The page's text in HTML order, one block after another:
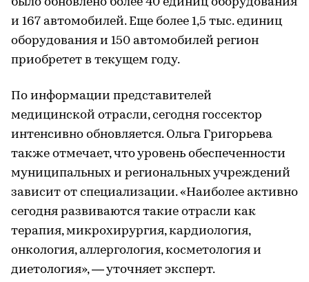
и 167 автомобилей. Еще более 1,5 тыс. единиц
оборудования и 150 автомобилей регион
приобретет в текущем году.
По информации представителей
медицинской отрасли, сегодня госсектор
интенсивно обновляется. Ольга Григорьева
также отмечает, что уровень обеспеченности
муниципальных и региональных учреждений
зависит от специализации. «Наиболее активно
сегодня развиваются такие отрасли как
терапия, микрохирургия, кардиология,
онкология, аллергология, косметология и
диетология», — уточняет эксперт.